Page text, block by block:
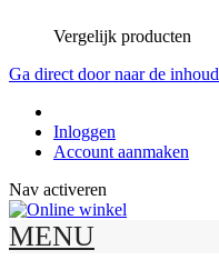
Vergelijk producten
Ga direct door naar de inhoud
Inloggen
Account aanmaken
Nav activeren
MENU
Zoeken
Zoeken